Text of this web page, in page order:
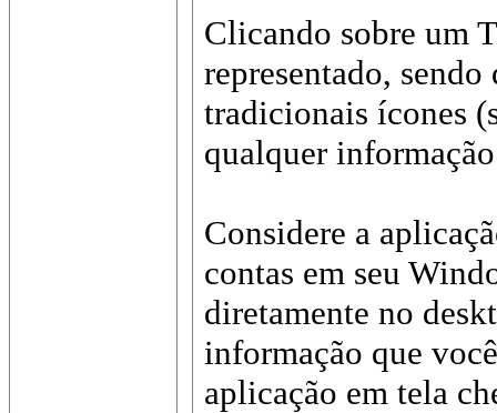
Clicando sobre um
representado,
tradicionais ícones
qualquer
Considere a
contas em seu
diretamente no
informação que
aplicação em tela